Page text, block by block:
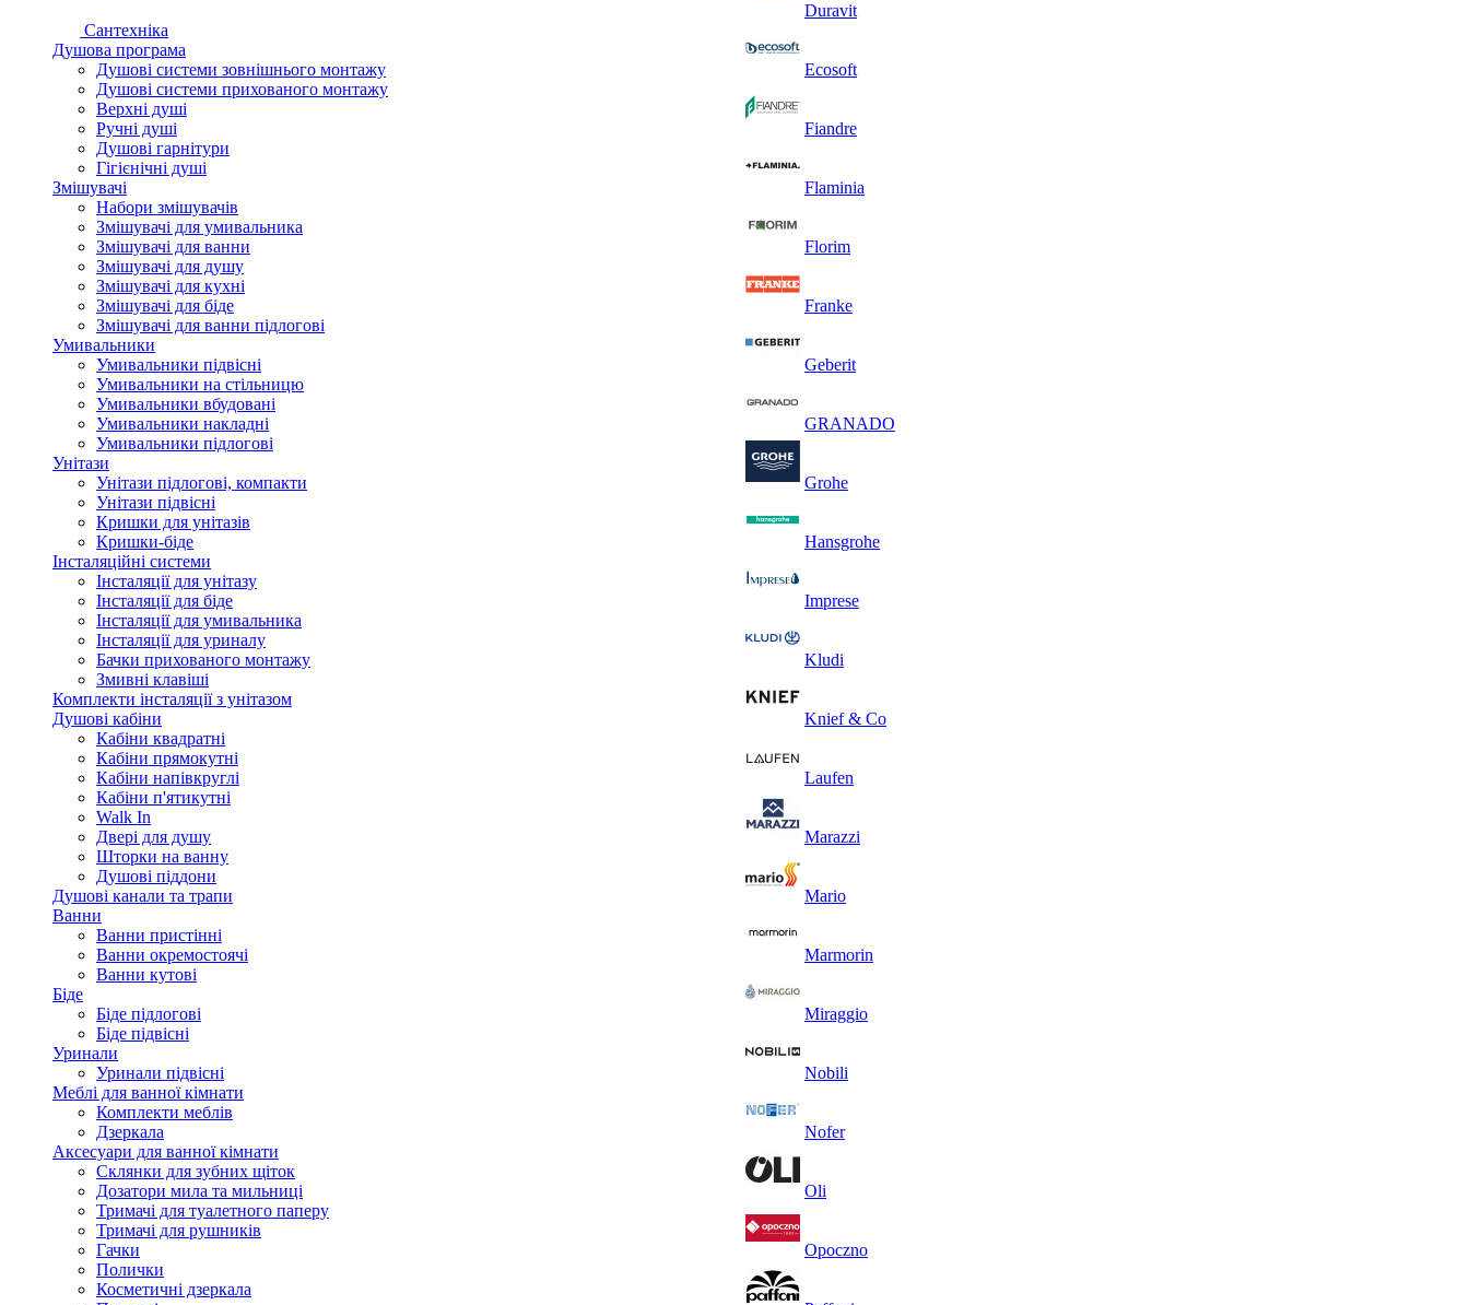
Сантехніка
Душова програма
Душові системи зовнішнього монтажу
Душові системи прихованого монтажу
Верхні душі
Ручні душі
Душові гарнітури
Гігієнічні душі
Змішувачі
Набори змішувачів
Змішувачі для умивальника
Змішувачі для ванни
Змішувачі для душу
Змішувачі для кухні
Змішувачі для біде
Змішувачі для ванни підлогові
Умивальники
Умивальники підвісні
Умивальники на стільницю
Умивальники вбудовані
Умивальники накладні
Умивальники підлогові
Унітази
Унітази підлогові, компакти
Унітази підвісні
Кришки для унітазів
Кришки-біде
Інсталяційні системи
Інсталяції для унітазу
Інсталяції для біде
Інсталяції для умивальника
Інсталяції для уриналу
Бачки прихованого монтажу
Змивні клавіші
Комплекти інсталяції з унітазом
Душові кабіни
Кабіни квадратні
Кабіни прямокутні
Кабіни напівкруглі
Кабіни п'ятикутні
Walk In
Двері для душу
Шторки на ванну
Душові піддони
Душові канали та трапи
Ванни
Ванни пристінні
Ванни окремостоячі
Ванни кутові
Біде
Біде підлогові
Біде підвісні
Уринали
Уринали підвісні
Меблі для ванної кімнати
Комплекти меблів
Дзеркала
Аксесуари для ванної кімнати
Склянки для зубних щіток
Дозатори мила та мильниці
Тримачі для туалетного паперу
Тримачі для рушників
Гачки
Полички
Косметичні дзеркала
Duravit
Ecosoft
Fiandre
Flaminia
Florim
Franke
Geberit
GRANADO
Grohe
Hansgrohe
Imprese
Kludi
Knief & Co
Laufen
Marazzi
Mario
Marmorin
Miraggio
Nobili
Nofer
Oli
Opoczno